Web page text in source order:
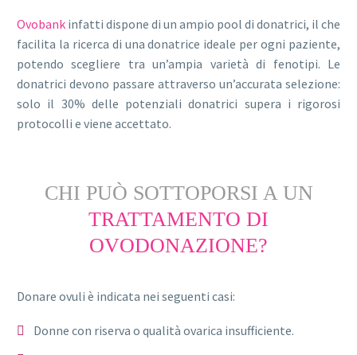
Ovobank infatti dispone di un ampio pool di donatrici, il che
facilita la ricerca di una donatrice ideale per ogni paziente,
potendo scegliere tra un’ampia varietà di fenotipi. Le
donatrici devono passare attraverso un’accurata selezione:
solo il 30% delle potenziali donatrici supera i rigorosi
protocolli e viene accettato.
CHI PUÒ SOTTOPORSI A UN
TRATTAMENTO DI
OVODONAZIONE?
Donare ovuli è indicata nei seguenti casi:
Donne con riserva o qualità ovarica insufficiente.